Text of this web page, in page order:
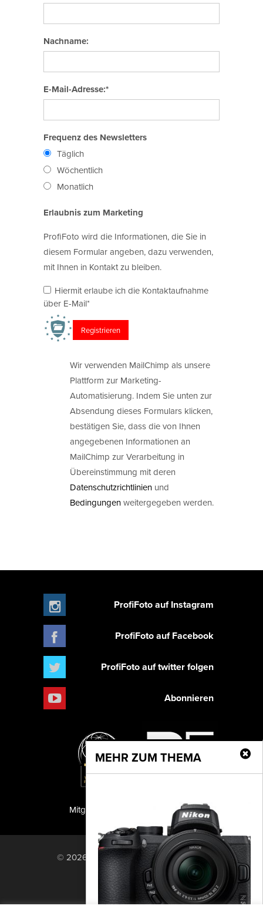
Nachname:
E-Mail-Adresse:*
Frequenz des Newsletters
Täglich
Wöchentlich
Monatlich
Erlaubnis zum Marketing
ProfiFoto wird die Informationen, die Sie in
diesem Formular angeben, dazu verwenden,
mit Ihnen in Kontakt zu bleiben.
Hiermit erlaube ich die Kontaktaufnahme
über E-Mail*
Wir verwenden MailChimp als unsere
Plattform zur Marketing-
Automatisierung. Indem Sie unten zur
Absendung dieses Formulars klicken,
bestätigen Sie, dass die von Ihnen
angegebenen Informationen an
MailChimp zur Verarbeitung in
Übereinstimmung mit deren
Datenschutzrichtlinien und
Bedingungenweitergegeben werden.
MEHR ZUM THEMA
ProfiFoto auf Instagram
ProfiFoto auf Facebook
ProfiFoto auf twitter folgen
Abonnieren
PF Publishing GmbH
Mitglied der TIPA
© 2026 PF Publishing GmbH. All rights
reserved.
Nach oben